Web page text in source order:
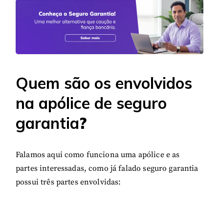
Quem são os envolvidos
na apólice de seguro
garantia?
Falamos aqui como funciona uma apólice e as
partes interessadas, como já falado seguro garantia
possui três partes envolvidas: